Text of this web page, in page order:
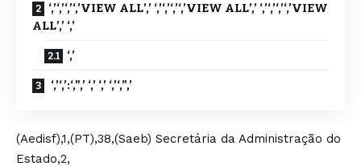
‘,’‘,’‘,’‘,’VIEW ALL’,’ ‘,’‘,’‘,’‘,’VIEW ALL’,’ ‘,’‘,’‘,’‘,’VIEW
ALL’,’ ‘,’
‘,’
‘,’‘,’:‘,”,’ ‘,’ ‘,’ ‘,’‘,”,’
(Aedisf),1,(PT),38,(Saeb) Secretária da Administração do
Estado,2,